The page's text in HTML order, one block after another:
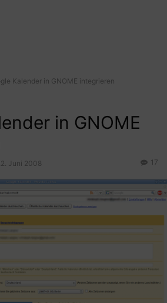
Kalender in GNOME integrieren
in GNOME
Juni 2008 17